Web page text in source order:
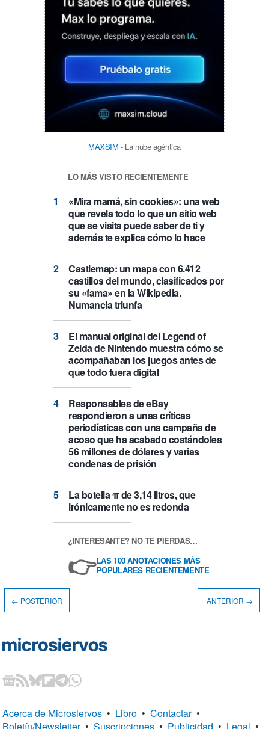
MAXSIM - La nube agéntica
LO MÁS VISTO RECIENTEMENTE
«Mira mamá, sin cookies»: una web
que revela todo lo que un sitio web
que se visita puede saber de ti y
además te explica cómo lo hace
Castlemap: un mapa con 6.412
castillos del mundo, clasificados por
su «fama» en la Wikipedia.
Numancia triunfa
El manual original del Legend of
Zelda de Nintendo muestra cómo se
acompañaban los juegos antes de
que todo fuera digital
Responsables de eBay
respondieron a unas críticas
periodísticas con una campaña de
acoso que ha acabado costándoles
56 millones de dólares y varias
condenas de prisión
La botella π de 3,14 litros, que
irónicamente no es redonda
¿INTERESANTE? NO TE PIERDAS…
👉LAS 100 ANOTACIONES MÁS
POPULARES RECIENTEMENTE
← POSTERIOR ANTERIOR →
Acerca de Microsiervos • Libro • Contactar •